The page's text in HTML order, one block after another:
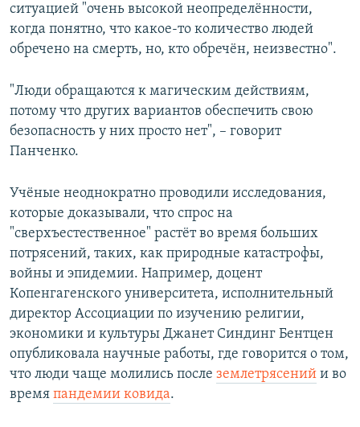
ситуацией "очень высокой неопределённости,
когда понятно, что какое-то количество людей
обречено на смерть, но, кто обречён, неизвестно".
"Люди обращаются к магическим действиям,
потому что других вариантов обеспечить свою
безопасность у них просто нет", – говорит
Панченко.
Учёные неоднократно проводили исследования,
которые доказывали, что спрос на
"сверхъестественное" растёт во время больших
потрясений, таких, как природные катастрофы,
войны и эпидемии. Например, доцент
Копенгагенского университета, исполнительный
директор Ассоциации по изучению религии,
экономики и культуры Джанет Синдинг Бентцен
опубликовала научные работы, где говорится о том,
что люди чаще молились после землетрясений и во
время пандемии ковида.